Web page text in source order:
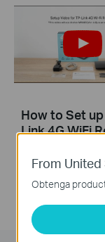
How to Set
Link 4G WiFi
From United
Obtenga